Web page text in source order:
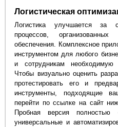
Логистическая
Логистика улучшается за
процессов,
обеспечения. Комплексное
инструментом для любого
и сотрудникам необходимую
Чтобы визуально оценить
протестировать его и
инструменты, подходящие
перейти по ссылке на сайт
Пробная версия полностью
универсальные и